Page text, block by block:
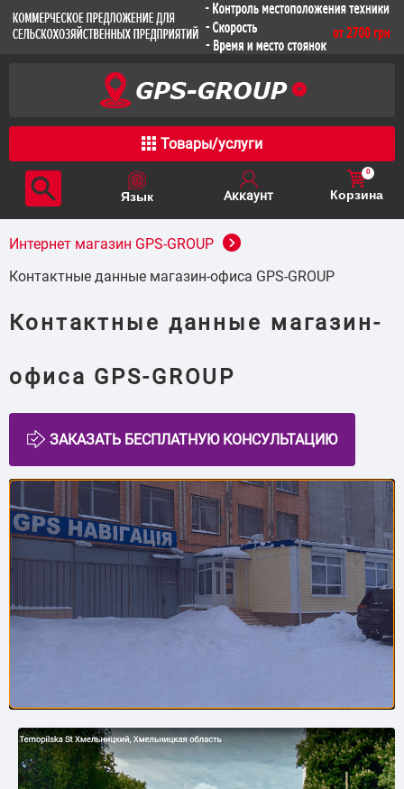
Товары/услуги
Корзина
0
Интернет магазин GPS-GROUP
Контактные данные магазин-офиса GPS-GROUP
Контактные данные магазин-
офиса GPS-GROUP